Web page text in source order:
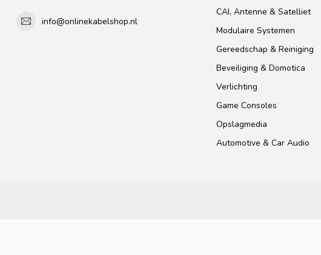
info@onlinekabelshop.nl
CAI, Antenne & Satelliet
Modulaire Systemen
Gereedschap & Reiniging
Beveiliging & Domotica
Verlichting
Game Consoles
Opslagmedia
Automotive & Car Audio